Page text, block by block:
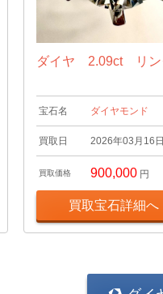
ダイヤ 2.09ct リン
宝石名 ダイヤモンド
買取日 2026年03月16
買取価格 900,000 円
買取宝石詳細へ